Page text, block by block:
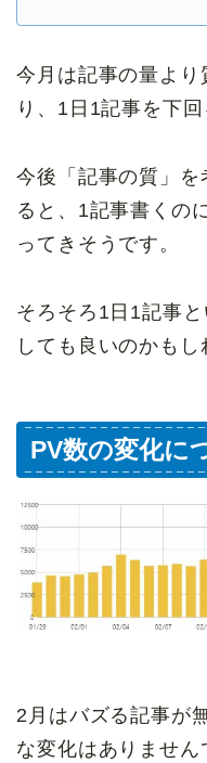
今月は記事の量よ
り、1日1記事を下
今後「記事の質」を
ると、1記事書くの
ってきそうです。
そろそろ1日1記事
しても良いのかもし
PV数の変化に
2月はバズる記事が
な変化はありません